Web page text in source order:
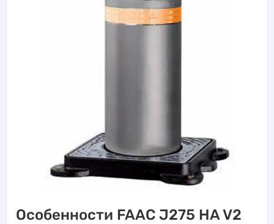
Особенности FAAC J275 HA V2